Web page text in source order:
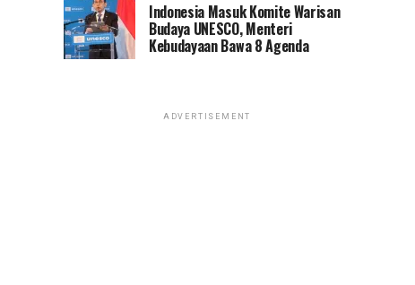
Indonesia Masuk Komite Warisan
Budaya UNESCO, Menteri
Kebudayaan Bawa 8 Agenda
ADVERTISEMENT